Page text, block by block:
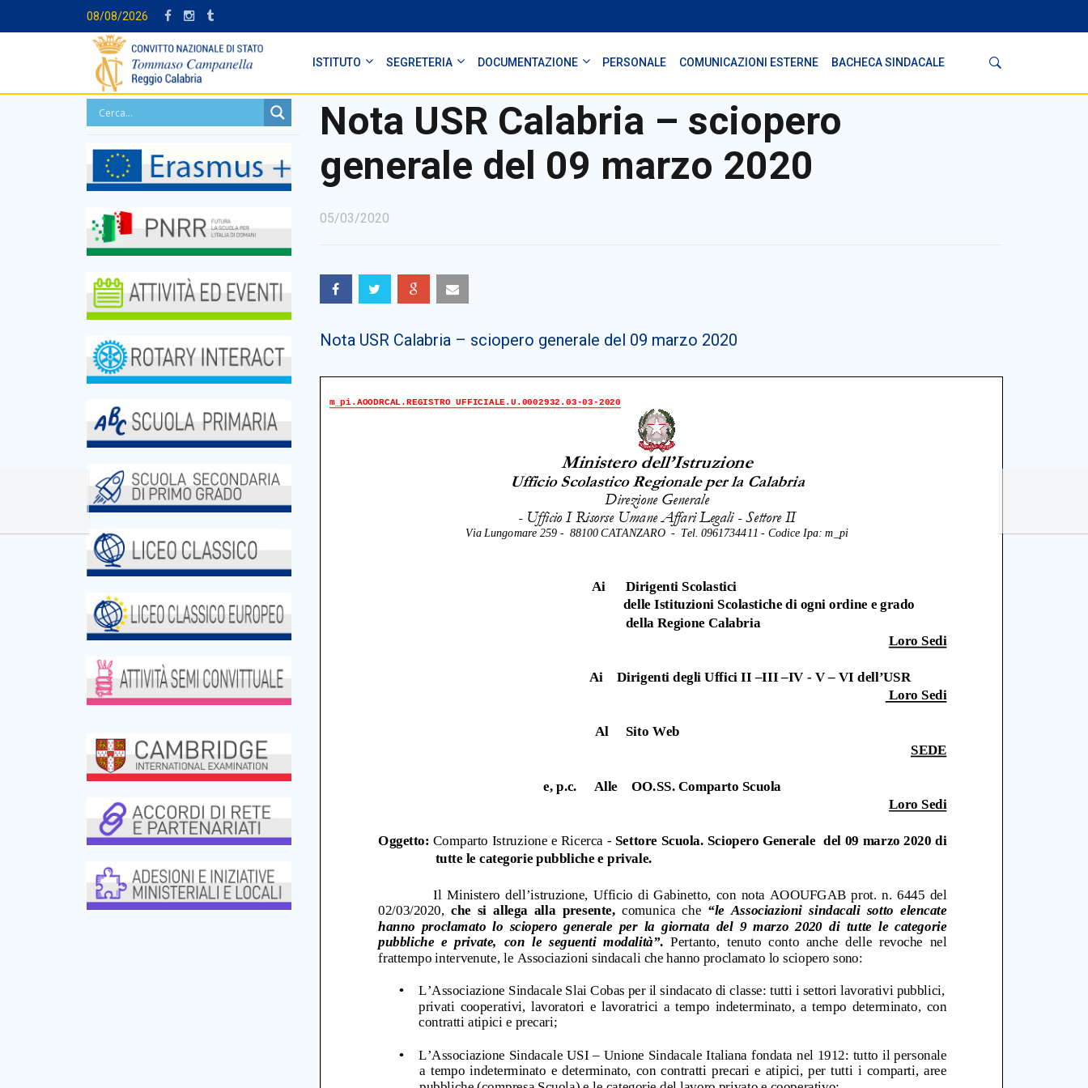
08/08/2026
ISTITUTO SEGRETERIA DOCUMENTAZIONE PERSONALE COMUNICAZIONI ESTERNE BACHECA SINDACALE
Nota USR Calabria – sciopero
generale del 09 marzo 2020
05/03/2020
Nota USR Calabria – sciopero generale del 09 marzo 2020